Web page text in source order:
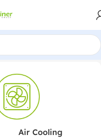
Air Cooling